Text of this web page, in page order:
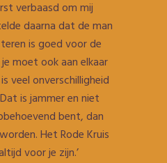
verbaasd om mij
daarna dat de man
is goed voor de
moet ook aan elkaar
veel onverschilligheid
is jammer en niet
bent, dan
Het Rode Kruis
voor je zijn.’